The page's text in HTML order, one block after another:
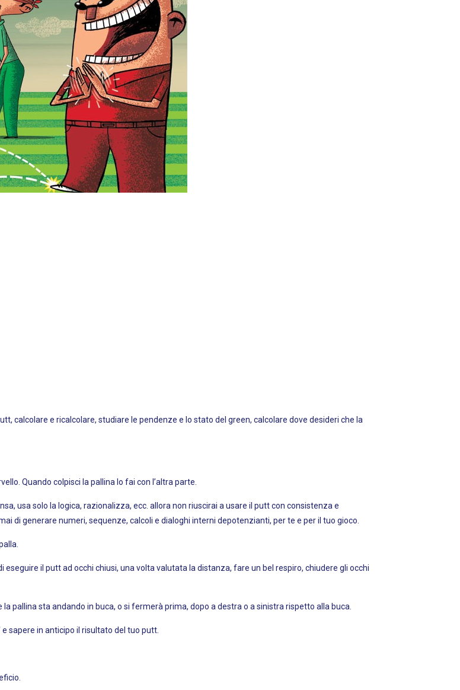
calcolare e ricalcolare, studiare le pendenze e lo stato del green, calcolare dove desideri che la
Quando colpisci la pallina lo fai con l’altra parte.
usa solo la logica, razionalizza, ecc. allora non riuscirai a usare il putt con consistenza e
di generare numeri, sequenze, calcoli e dialoghi interni depotenzianti, per te e per il tuo gioco.
il putt ad occhi chiusi, una volta valutata la distanza, fare un bel respiro, chiudere gli occhi
pallina sta andando in buca, o si fermerà prima, dopo a destra o a sinistra rispetto alla buca.
sapere in anticipo il risultato del tuo putt.